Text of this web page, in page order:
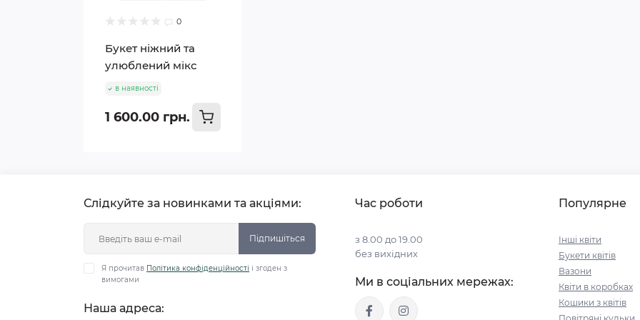
0
Букет ніжний та
улюблений мікс
в наявності
1 600.00 грн.
Слідкуйте за новинками та акціями:
Підпишіться
Я прочитав Політика конфіденційності і згоден з
вимогами
Наша адреса:
Час роботи
з 8.00 до 19.00
без вихідних
Ми в соціальних мережах:
Популярне
Інші квіти
Букети квітів
Вазони
Квіти в коробках
Кошики з квітів